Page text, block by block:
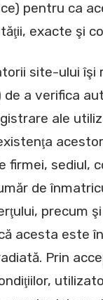
pentru ca
exacte şi
site-ului îşi
de a verifica
ale
firmei, sediul,
de
precum
acesta este
Prin